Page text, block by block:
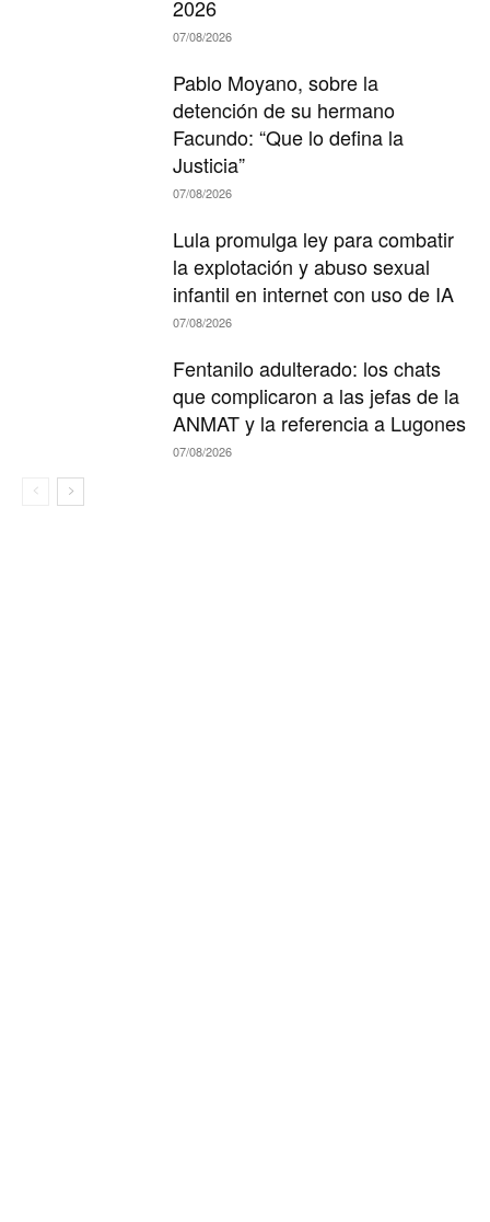
2026
07/08/2026
Pablo Moyano, sobre la
detención de su hermano
Facundo: “Que lo defina la
Justicia”
07/08/2026
Lula promulga ley para combatir
la explotación y abuso sexual
infantil en internet con uso de IA
07/08/2026
Fentanilo adulterado: los chats
que complicaron a las jefas de la
ANMAT y la referencia a Lugones
07/08/2026